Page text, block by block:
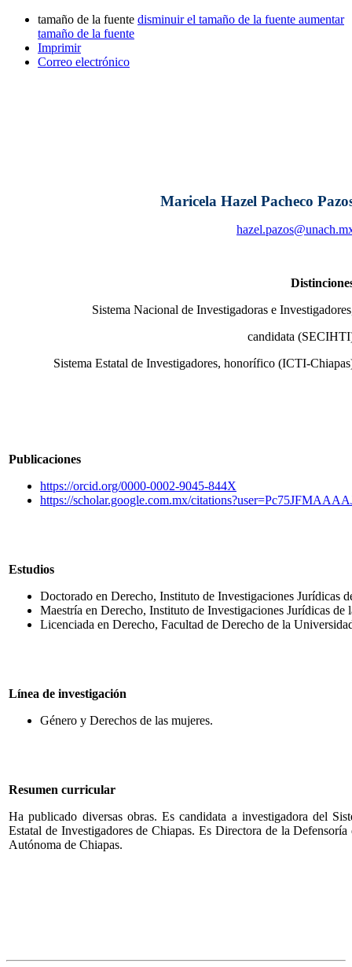
tamaño de la fuente disminuir el tamaño de la fuente aumentar
tamaño de la fuente
Imprimir
Correo electrónico
Maricela Hazel Pacheco
Sistema Nacional de Investigadoras e
candidata
Sistema Estatal de Investigadores, honorífico (ICTI-
Publicaciones
https://orcid.org/0000-0002-9045-844X
https://scholar.google.com.mx/
Estudios
Doctorado en Derecho, Instituto de Investigaciones Jurídicas
Maestría en Derecho, Instituto de Investigaciones Jurídicas
Licenciada en Derecho, Facultad de Derecho de la
Línea de investigación
Género y Derechos de las mujeres.
Resumen curricular
Ha publicado diversas obras. Es candidata a investigadora del
Estatal de Investigadores de Chiapas. Es Directora de la
Autónoma de Chiapas.